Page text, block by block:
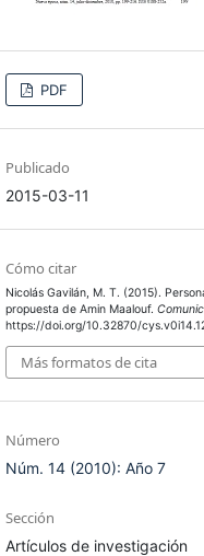
PDF
Publicado
2015-03-11
Cómo citar
Nicolás Gavilán, M. T. (2015).
propuesta de Amin Maalouf.
https://doi.org/10.32870/
Más formatos de cita
Número
Núm. 14 (2010): Año 7
Sección
Artículos de investigación